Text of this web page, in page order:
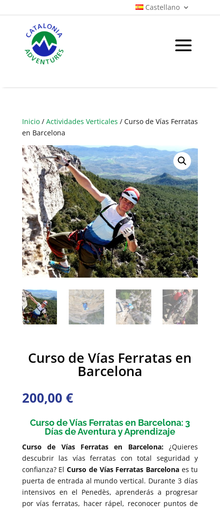
Castellano
Inicio/ Actividades Verticales / Curso de Vías Ferratas
en Barcelona
Curso de Vías Ferratas en
Barcelona
200,00 €
Curso de Vías Ferratas en Barcelona: 3
Días de Aventura y Aprendizaje
Curso de Vías Ferratas en Barcelona:¿Quieres
descubrir las vías ferratas con total seguridad y
confianza? ElCurso de Vías Ferratas Barcelonaes tu
puerta de entrada al mundo vertical. Durante 3 días
intensivos en el Penedès, aprenderás a progresar
por vías ferratas, hacer rápel, reconocer puntos de